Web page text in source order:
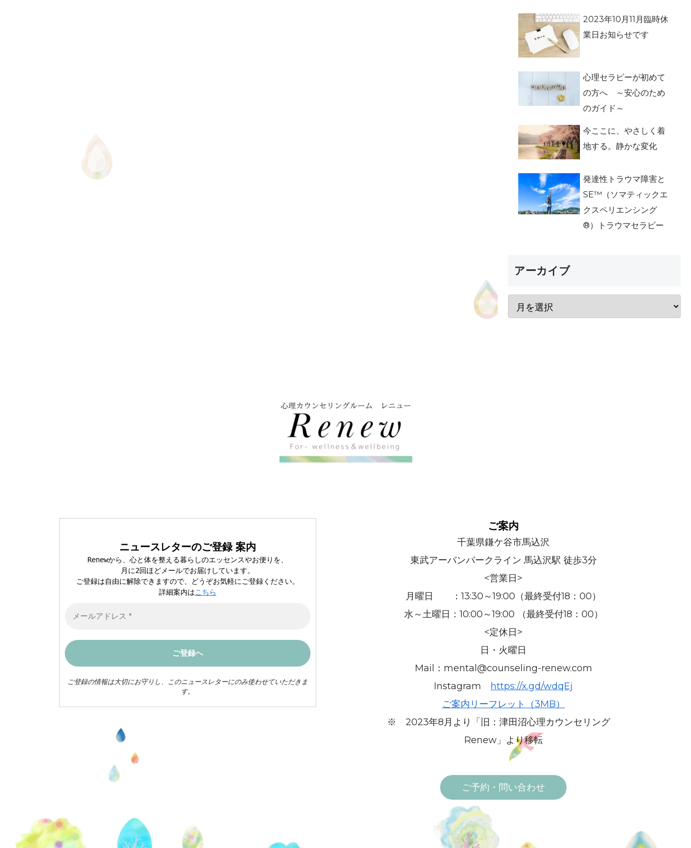
2023年10月11月臨時休
業日お知らせです
心理セラピーが初めて
の方へ ～安心のため
のガイド～
今ここに、やさしく着
地する。静かな変化
発達性トラウマ障害と
SE™（ソマティックエ
クスペリエンシング
®）トラウマセラピー
アーカイブ
ニュースレターのご登録 案内
Renewから、心と体を整える暮らしのエッセンスやお便りを、
月に2回ほどメールでお届けしています。
ご登録は自由に解除できますので、どうぞお気軽にご登録ください。
詳細案内はこちら
ご登録の情報は大切にお守りし、このニュースレターにのみ使わせていただきま
す。
ご案内
千葉県鎌ケ谷市馬込沢
東武アーバンパークライン 馬込沢駅 徒歩3分
<営業日>
月曜日 ：13:30～19:00（最終受付18：00）
水～土曜日：10:00～19:00 （最終受付18：00）
<定休日>
日・火曜日
Mail：mental@counseling-renew.com
Instagram
https://x.gd/wdqEj
ご案内リーフレット（3MB）
※ 2023年8月より「旧：津田沼心理カウンセリング
Renew」より移転
ご予約・問い合わせ